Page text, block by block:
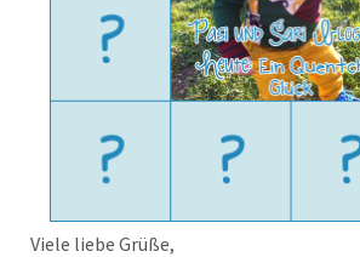
Viele liebe Grüße,